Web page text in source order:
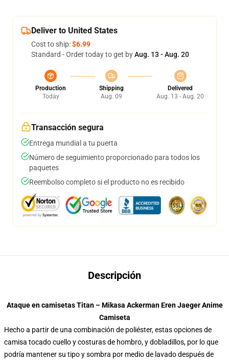
Deliver to United States
Cost to ship:$6.99
Standard - Order today to get byAug. 13 - Aug. 20
Production
Today
Shipping
Aug. 09
Delivered
Aug. 13 - Aug. 20
Transacción segura
Entrega mundial a tu puerta
Número de seguimiento proporcionado para todos los
paquetes
Reembolso completo si el producto no es recibido
Descripción
Ataque en camisetas Titan – Mikasa Ackerman Eren Jaeger Anime
Camiseta
Hecho a partir de una combinación de poliéster, estas opciones de
camisa tocado cuello y costuras de hombro, y dobladillos, por lo que
podría mantener su tipo y sombra por medio de lavado después de